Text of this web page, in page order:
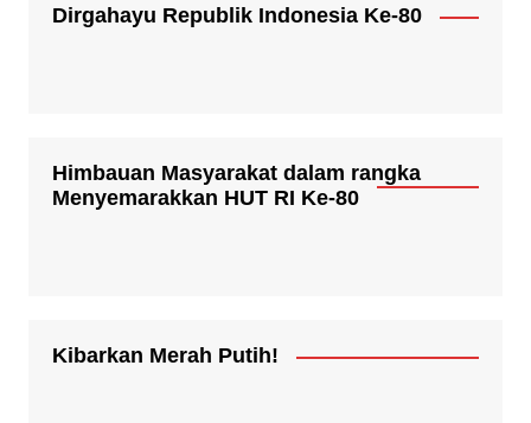
Dirgahayu Republik Indonesia Ke-80
Himbauan Masyarakat dalam rangka
Menyemarakkan HUT RI Ke-80
Kibarkan Merah Putih!